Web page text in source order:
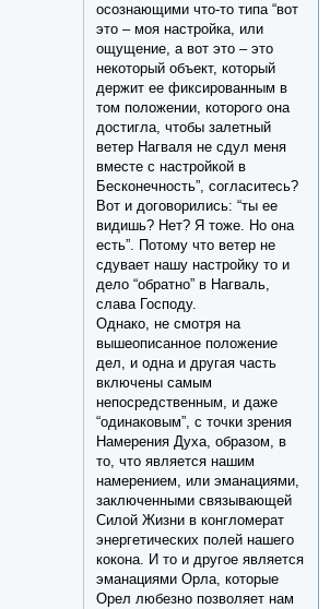
осознающими что-то типа “вот
это – моя настройка, или
ощущение, а вот это – это
некоторый объект, который
держит ее фиксированным в
том положении, которого она
достигла, чтобы залетный
ветер Нагваля не сдул меня
вместе с настройкой в
Бесконечность”, согласитесь?
Вот и договорились: “ты ее
видишь? Нет? Я тоже. Но она
есть”. Потому что ветер не
сдувает нашу настройку то и
дело “обратно” в Нагваль,
слава Господу.
Однако, не смотря на
вышеописанное положение
дел, и одна и другая часть
включены самым
непосредственным, и даже
“одинаковым”, с точки зрения
Намерения Духа, образом, в
то, что является нашим
намерением, или эманациями,
заключенными связывающей
Силой Жизни в конгломерат
энергетических полей нашего
кокона. И то и другое является
эманациями Орла, которые
Орел любезно позволяет нам